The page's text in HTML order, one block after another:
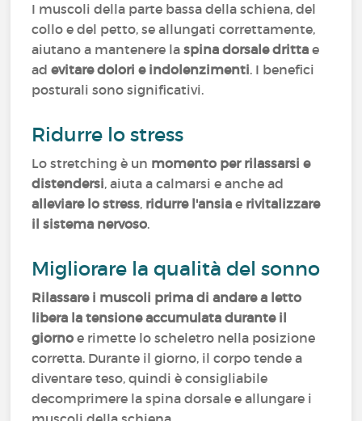
I muscoli della parte bassa della schiena, del
collo e del petto, se allungati correttamente,
aiutano a mantenere laspina dorsale dritta e
adevitare dolori e indolenzimenti. I benefici
posturali sono significativi.
Ridurre lo stress
Lo stretching è un momento per rilassarsi e
distendersi, aiuta a calmarsi e anche ad
alleviare lo stress, ridurre l'ansia e rivitalizzare
il sistema nervoso.
Migliorare la qualità del sonno
Rilassare i muscoli prima di andare a letto
libera la tensione accumulata durante il
giorno e rimette lo scheletro nella posizione
corretta. Durante il giorno, il corpo tende a
diventare teso, quindi è consigliabile
decomprimere la spina dorsale e allungare i